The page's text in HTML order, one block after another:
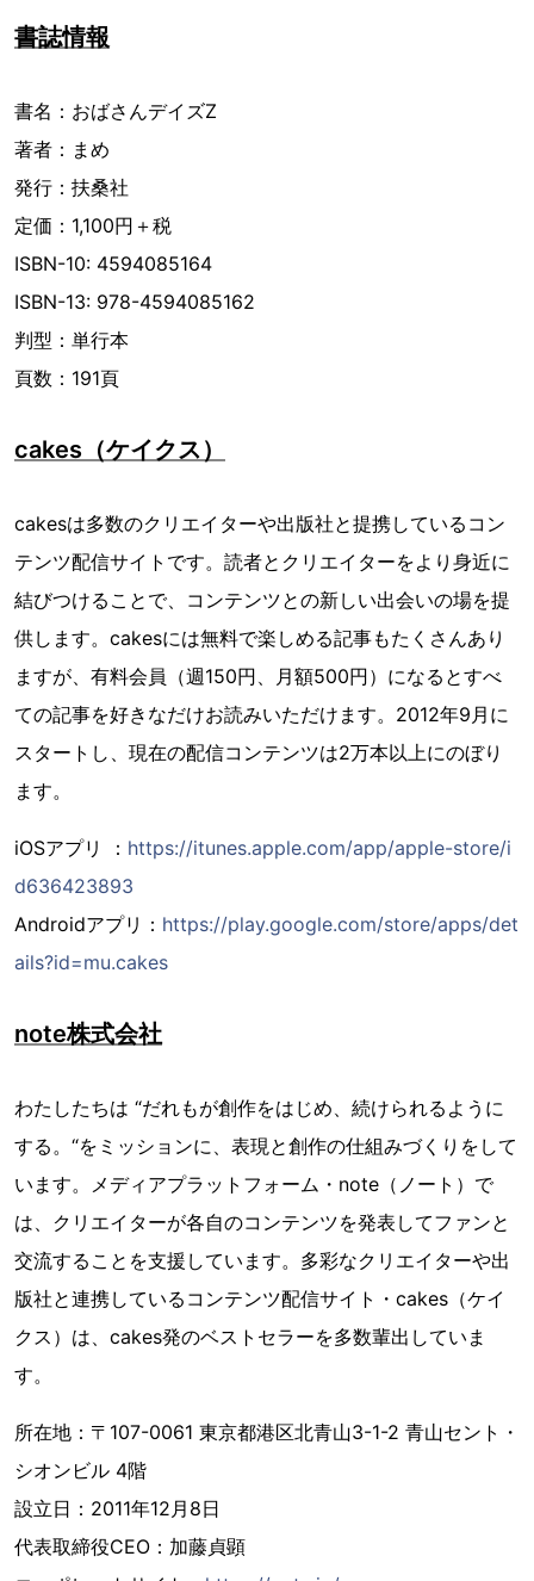
書誌情報
書名：おばさんデイズZ
著者：まめ
発行：扶桑社
定価：1,100円＋税
ISBN-10: 4594085164
ISBN-13: 978-4594085162
判型：単行本
頁数：191頁
cakes（ケイクス）
cakesは多数のクリエイターや出版社と提携しているコン
テンツ配信サイトです。読者とクリエイターをより身近に
結びつけることで、コンテンツとの新しい出会いの場を提
供します。cakesには無料で楽しめる記事もたくさんあり
ますが、有料会員（週150円、月額500円）になるとすべ
ての記事を好きなだけお読みいただけます。2012年9月に
スタートし、現在の配信コンテンツは2万本以上にのぼり
ます。
iOSアプリ ： https://itunes.apple.com/app/apple-store/i
d636423893
Androidアプリ： https://play.google.com/store/apps/det
ails?id=mu.cakes
note株式会社
わたしたちは “だれもが創作をはじめ、続けられるように
する。“をミッションに、表現と創作の仕組みづくりをして
います。メディアプラットフォーム・note（ノート）で
は、クリエイターが各自のコンテンツを発表してファンと
交流することを支援しています。多彩なクリエイターや出
版社と連携しているコンテンツ配信サイト・cakes（ケイ
クス）は、cakes発のベストセラーを多数輩出していま
す。
所在地：〒107-0061 東京都港区北青山3-1-2 青山セント・
シオンビル 4階
設立日：2011年12月8日
代表取締役CEO：加藤貞顕